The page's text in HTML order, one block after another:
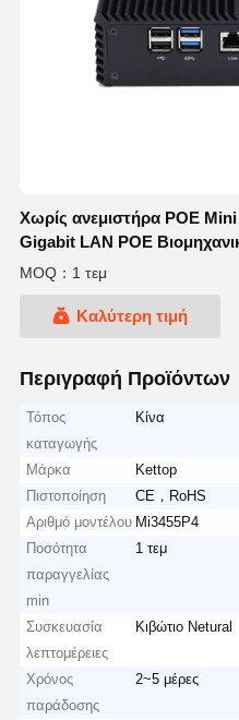
Χωρίς ανεμιστήρα POE
Gigabit LAN POE
MOQ：1 τεμ
Καλύτερη τιμή
Περιγραφή Προϊόντων
Τόπος
καταγωγής
Κίνα
Μάρκα
Kettop
Πιστοποίηση
CE，RoHS
Αριθμό μοντέλου Mi3455P4
Ποσότητα
παραγγελίας
min
1 τεμ
Συσκευασία
λεπτομέρειες
Κιβώτιο Netural
Χρόνος
παράδοσης
2~5 μέρες